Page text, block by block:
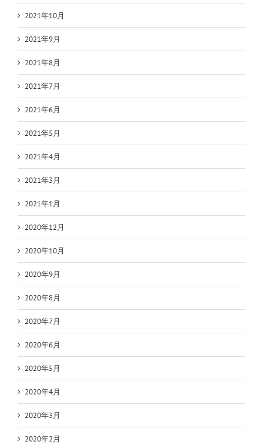
2021年10月
2021年9月
2021年8月
2021年7月
2021年6月
2021年5月
2021年4月
2021年3月
2021年1月
2020年12月
2020年10月
2020年9月
2020年8月
2020年7月
2020年6月
2020年5月
2020年4月
2020年3月
2020年2月